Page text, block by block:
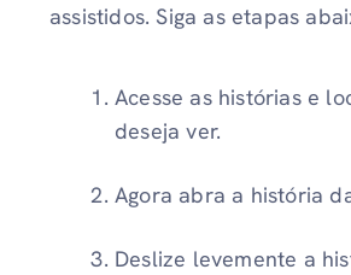
assistidos. Siga as etapas
Acesse as histórias e
deseja ver.
Agora abra a história
Deslize levemente a